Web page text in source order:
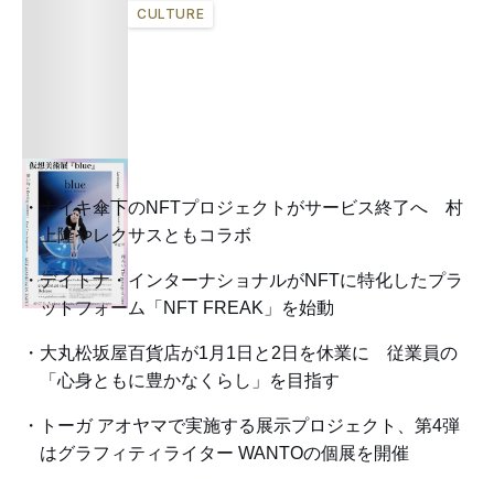
CULTURE
ナイキ傘下のNFTプロジェクトがサービス終了へ 村
上隆やレクサスともコラボ
デイトナ・インターナショナルがNFTに特化したプラ
ットフォーム「NFT FREAK」を始動
大丸松坂屋百貨店が1月1日と2日を休業に 従業員の
「心身ともに豊かなくらし」を目指す
トーガ アオヤマで実施する展示プロジェクト、第4弾
はグラフィティライター WANTOの個展を開催